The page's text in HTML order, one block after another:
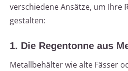
verschiedene Ansätze, um Ihre
gestalten:
1. Die Regentonne aus
Metallbehälter wie alte Fässer